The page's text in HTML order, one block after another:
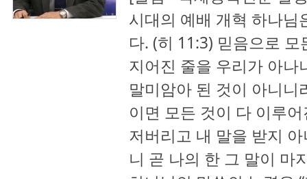
시대의 예배 개혁 하나
다. (히 11:3) 믿음으로
지어진 줄을 우리가 아나
말미암아 된 것이 아니
이면 모든 것이 다 이루
저버리고 내 말을 받지
니 곧 나의 한 그 말이 마